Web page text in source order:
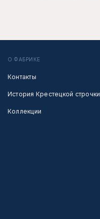
О ФАБРИКЕ
Контакты
История Крестецкой строчки
Коллекции